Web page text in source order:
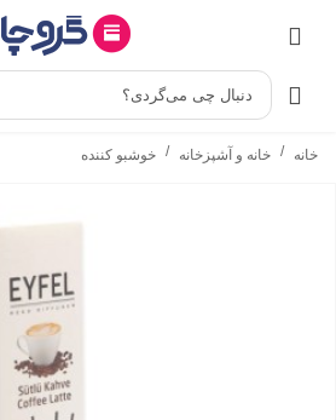
دنبال چی می‌گردی؟
خانه / خانه و آشپزخانه / خوشبو کننده